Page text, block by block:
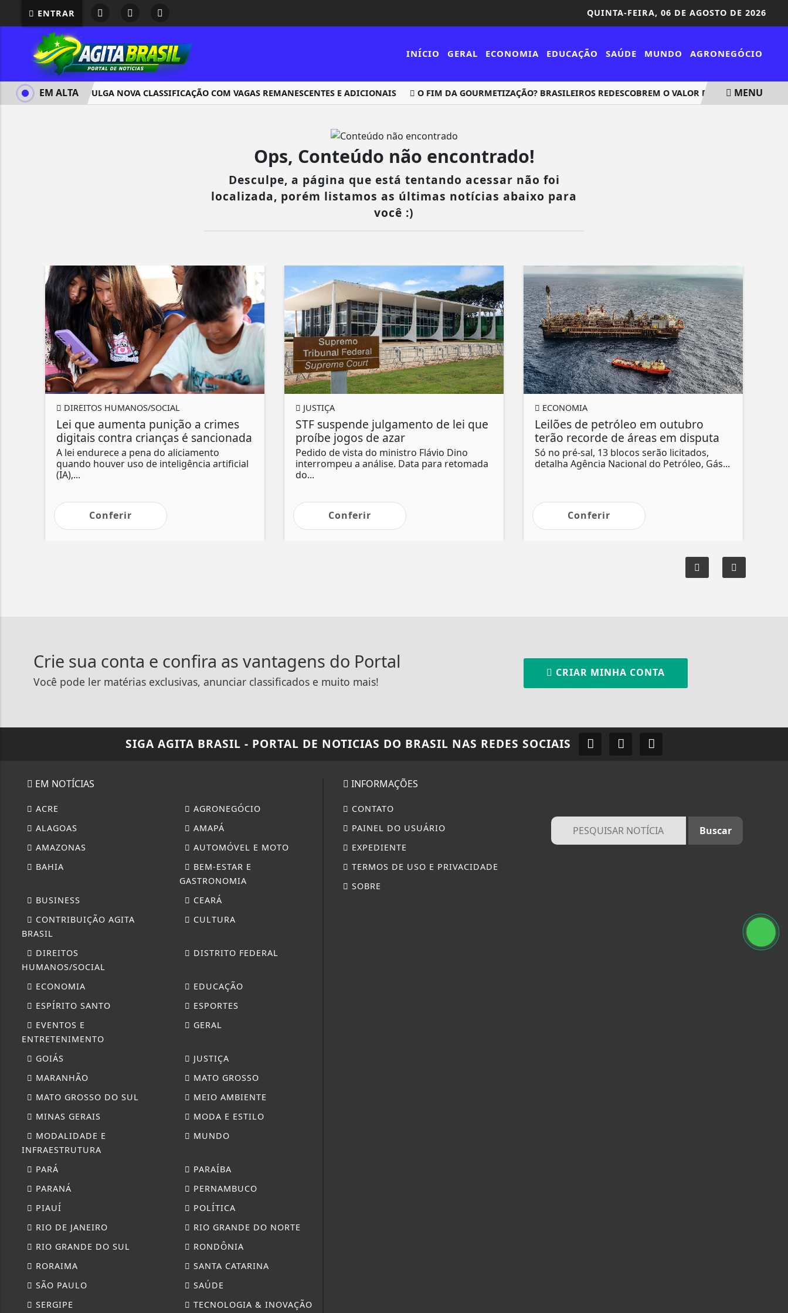
ENTRAR QUINTA-FEIRA, 06 DE AGOSTO DE 2026
INÍCIO GERAL ECONOMIA EDUCAÇÃO SAÚDE MUNDO AGRONEGÓCIO
CNU 2 DIVULGA NOVA CLASSIFICAÇÃO COM VAGAS REMANESCENTES E ADICIONAIS O FIM DA GOURMETIZAÇÃO? BRASILEIROS REDESCOBREM O VALOR DA COMIDA SIMPLES
EM ALTA MENU
Ops, Conteúdo não encontrado!
Desculpe, a página que está tentando acessar não foi
localizada, porém listamos as últimas notícias abaixo para
você :)
DIREITOS HUMANOS/SOCIAL
Lei que aumenta punição a crimes
digitais contra crianças é sancionada
A lei endurece a pena do aliciamento
quando houver uso de inteligência artificial
(IA),...
Conferir
JUSTIÇA
STF suspende julgamento de lei que
proíbe jogos de azar
Pedido de vista do ministro Flávio Dino
interrompeu a análise. Data para retomada
do...
Conferir
ECONOMIA
Leilões de petróleo em outubro
terão recorde de áreas em disputa
Só no pré-sal, 13 blocos serão licitados,
detalha Agência Nacional do Petróleo, Gás...
Conferir
Crie sua conta e confira as vantagens do Portal
Você pode ler matérias exclusivas, anunciar classificados e muito mais!
CRIAR MINHA CONTA
SIGA AGITA BRASIL - PORTAL DE NOTICIAS DO BRASIL NAS REDES SOCIAIS
EM NOTÍCIAS
ACRE
AGRONEGÓCIO
ALAGOAS
AMAPÁ
AMAZONAS
AUTOMÓVEL E MOTO
BAHIA
BEM-ESTAR E
GASTRONOMIA
BUSINESS
CEARÁ
CONTRIBUIÇÃO AGITA
BRASIL
CULTURA
DIREITOS
HUMANOS/SOCIAL
DISTRITO FEDERAL
ECONOMIA
EDUCAÇÃO
ESPÍRITO SANTO
ESPORTES
EVENTOS E
ENTRETENIMENTO
GERAL
GOIÁS
JUSTIÇA
MARANHÃO
MATO GROSSO
MATO GROSSO DO SUL
MEIO AMBIENTE
MINAS GERAIS
MODA E ESTILO
MODALIDADE E
INFRAESTRUTURA
MUNDO
PARÁ
PARAÍBA
PARANÁ
PERNAMBUCO
PIAUÍ
POLÍTICA
RIO DE JANEIRO
RIO GRANDE DO NORTE
RIO GRANDE DO SUL
RONDÔNIA
RORAIMA
SANTA CATARINA
SÃO PAULO
SAÚDE
SERGIPE
TECNOLOGIA & INOVAÇÃO
INFORMAÇÕES
CONTATO
PAINEL DO USUÁRIO
EXPEDIENTE
TERMOS DE USO E PRIVACIDADE
SOBRE